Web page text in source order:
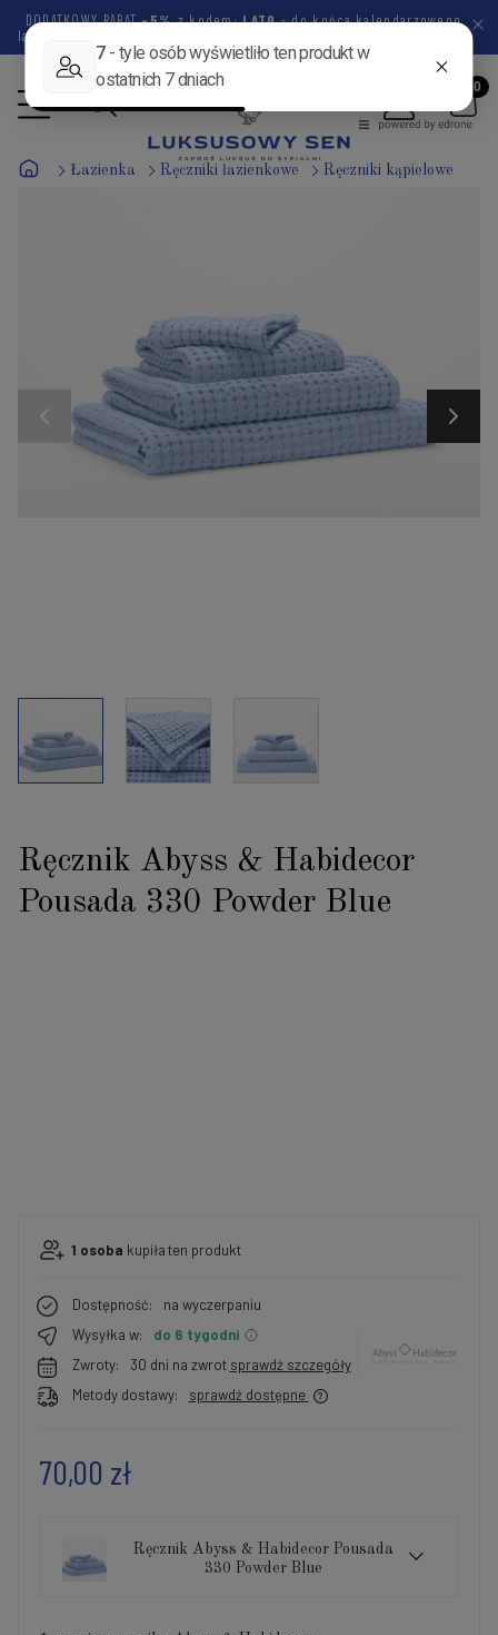
DODATKOWY RABAT-5%z kodem:LATO- do końca kalendarzowego
lata pozostało
Łazienka Ręczniki łazienkowe Ręczniki kąpielowe
Ręcznik Abyss & Habidecor
Pousada 330 Powder Blue
1 osoba kupiłaten produkt
Dostępność:
na wyczerpaniu
Wysyłka w:
do 6 tygodni
Zwroty:
30 dni na zwrot sprawdź szczegóły
Metody dostawy:
sprawdź dostępne
70,00 zł
Ręcznik Abyss & Habidecor Pousada
330 Powder Blue